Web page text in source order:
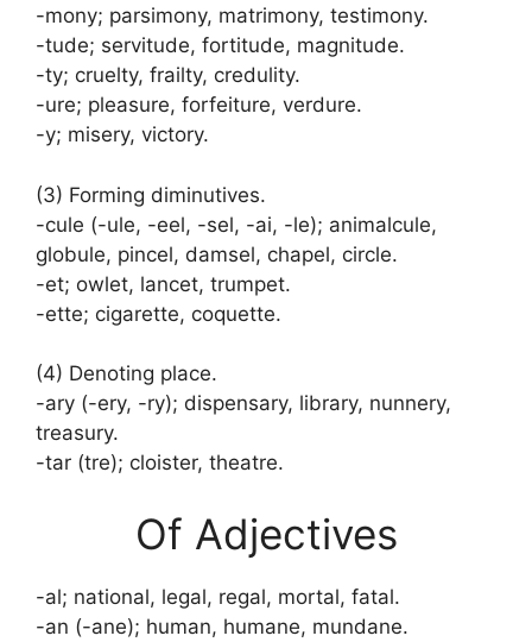
-mony; parsimony, matrimony, testimony.
-tude; servitude, fortitude, magnitude.
-ty; cruelty, frailty, credulity.
-ure; pleasure, forfeiture, verdure.
-y; misery, victory.
(3) Forming diminutives.
-cule (-ule, -eel, -sel, -ai, -le); animalcule,
globule, pincel, damsel, chapel, circle.
-et; owlet, lancet, trumpet.
-ette; cigarette, coquette.
(4) Denoting place.
-ary (-ery, -ry); dispensary, library, nunnery,
treasury.
-tar (tre); cloister, theatre.
Of Adjectives
-al; national, legal, regal, mortal, fatal.
-an (-ane); human, humane, mundane.